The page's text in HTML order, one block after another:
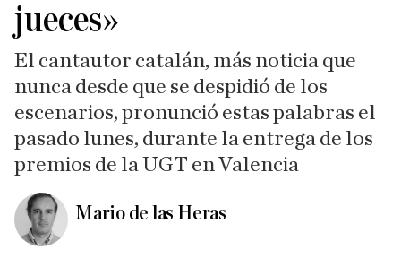
jueces»
El cantautor catalán, más noticia que
nunca desde que se despidió de los
escenarios, pronunció estas palabras el
pasado lunes, durante la entrega de los
premios de la UGT en Valencia
Mario de las Heras